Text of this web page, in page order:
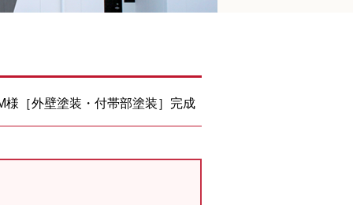
様［外壁塗装・付帯部塗装］完成